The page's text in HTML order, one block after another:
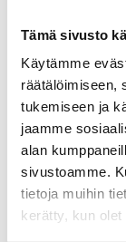
Tämä sivusto
Käytämme
räätälöimiseen,
tukemiseen ja
jaamme
alan
sivustoamme.
tietoja muihin
kerätty, kun
Itä-Suomi eli
Kuokka
Kaakkois-
Rantanen
Etelä-Suomi eli
Ilvonen
Tampereen